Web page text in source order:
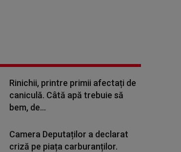
Rinichii, printre primii afectați de
caniculă. Câtă apă trebuie să
bem, de...
Camera Deputaților a declarat
criză pe piața carburanților.